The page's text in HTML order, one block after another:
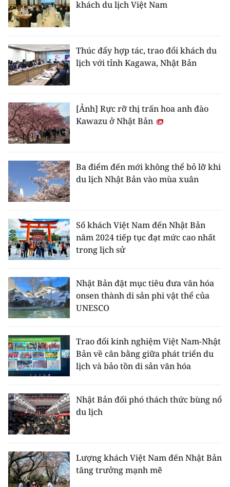
54 DÂN TỘC VIỆT NAM
CHƯƠNG TRÌNH OCOP - MỖI XÃ
MỘT SẢN PHẨM
RADIO
MEDIA CENTER
E-Magazine
Video
Media Chính trị
Media Kinh tế
Media Xã hội
Media Pháp luật
Media Du lịch
Media Thế giới
Media Giáo dục
Media Y tế
Media Khoa học - Công nghệ
Media Môi trường
Infographic
khách du lịch Việt Nam
Thúc đẩy hợp tác, trao đổi khách du
lịch với tỉnh Kagawa, Nhật Bản
[Ảnh] Rực rỡ thị trấn hoa anh đào
Kawazu ở Nhật Bản
Ba điểm đến mới không thể bỏ lỡ khi
du lịch Nhật Bản vào mùa xuân
Số khách Việt Nam đến Nhật Bản
năm 2024 tiếp tục đạt mức cao nhất
trong lịch sử
Nhật Bản đặt mục tiêu đưa văn hóa
onsen thành di sản phi vật thể của
UNESCO
Trao đổi kinh nghiệm Việt Nam-Nhật
Bản về cân bằng giữa phát triển du
lịch và bảo tồn di sản văn hóa
Nhật Bản đối phó thách thức bùng nổ
du lịch
Lượng khách Việt Nam đến Nhật Bản
tăng trưởng mạnh mẽ